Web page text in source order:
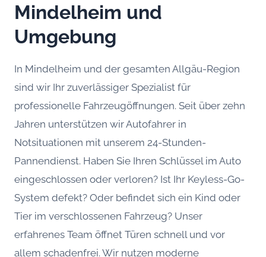
Mindelheim und
Umgebung
In Mindelheim und der gesamten Allgäu-Region
sind wir Ihr zuverlässiger Spezialist für
professionelle Fahrzeugöffnungen. Seit über zehn
Jahren unterstützen wir Autofahrer in
Notsituationen mit unserem 24-Stunden-
Pannendienst. Haben Sie Ihren Schlüssel im Auto
eingeschlossen oder verloren? Ist Ihr Keyless-Go-
System defekt? Oder befindet sich ein Kind oder
Tier im verschlossenen Fahrzeug? Unser
erfahrenes Team öffnet Türen schnell und vor
allem schadenfrei. Wir nutzen moderne